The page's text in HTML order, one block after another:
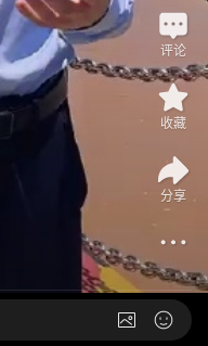
评论
收藏
分享